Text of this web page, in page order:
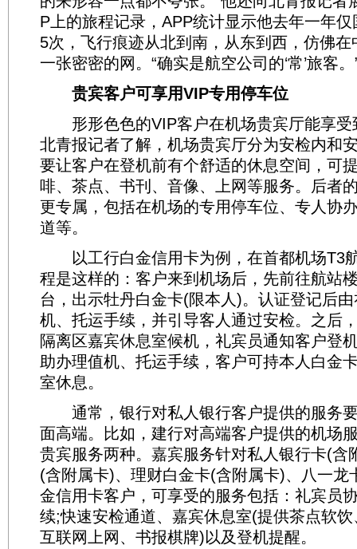
P上的旅程记录，APP统计显示他去年一年仅
5次，飞行痕迹从北到南，从东到西，仿佛
一张密密的网。“确实是航空公司的‘常’旅客
贵宾客户可享用VIP专用停车位
形形色色的VIP客户在机场贵宾厅能享受
北青报记者了解，机场贵宾厅分为安检内和
要让客户在登机前有个舒适的休息空间，可
啡、茶点、书刊、音像、上网等服务。后者
更专属，包括在机场的专用停车位、专人协
道等。
以工行白金信用卡为例，在首都机场T3
程是这样的：客户来到机场后，先前往航站
台，出示牡丹白金卡(限本人)。认证登记后
机、托运手续，并引导客人通过安检。之后
隔离区嘉宾休息室候机，礼宾员通知客户登
助办理值机、托运手续，客户可持本人白金
室休息。
通常，银行对私人银行客户提供的服务
面高端。比如，建行对高端客户提供的机场
贵宾服务两种。嘉宾服务针对私人银行卡(含
(含附属卡)、理财白金卡(含附属卡)、八一龙
金信用卡客户，可享受的服务包括：礼宾员
续;快速安检通道、嘉宾休息室(提供茶点软
互联网上网、书报棋牌)以及登机提醒。